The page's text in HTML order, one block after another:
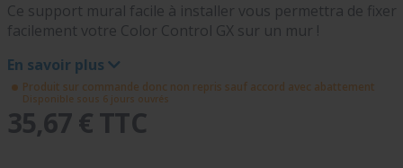
Ce support mural facile à installer vous permettra de fixer
facilement votre Color Control GX sur un mur !
En savoir plus
Produit sur commande donc non repris sauf accord avec abattement
Disponible sous 6 jours ouvrés
35,67 € TTC